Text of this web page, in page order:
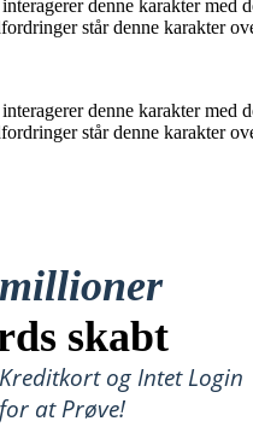
denne karakter med
står denne karakter
denne karakter med
står denne karakter
skabt
og Intet Login
at Prøve!